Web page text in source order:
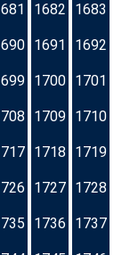
1682 1683
1691 1692
1700 1701
1709 1710
1718 1719
1727 1728
1736 1737